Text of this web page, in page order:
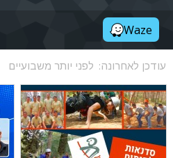
Waze
עודכן לאחרונה: לפני יותר משבועיים